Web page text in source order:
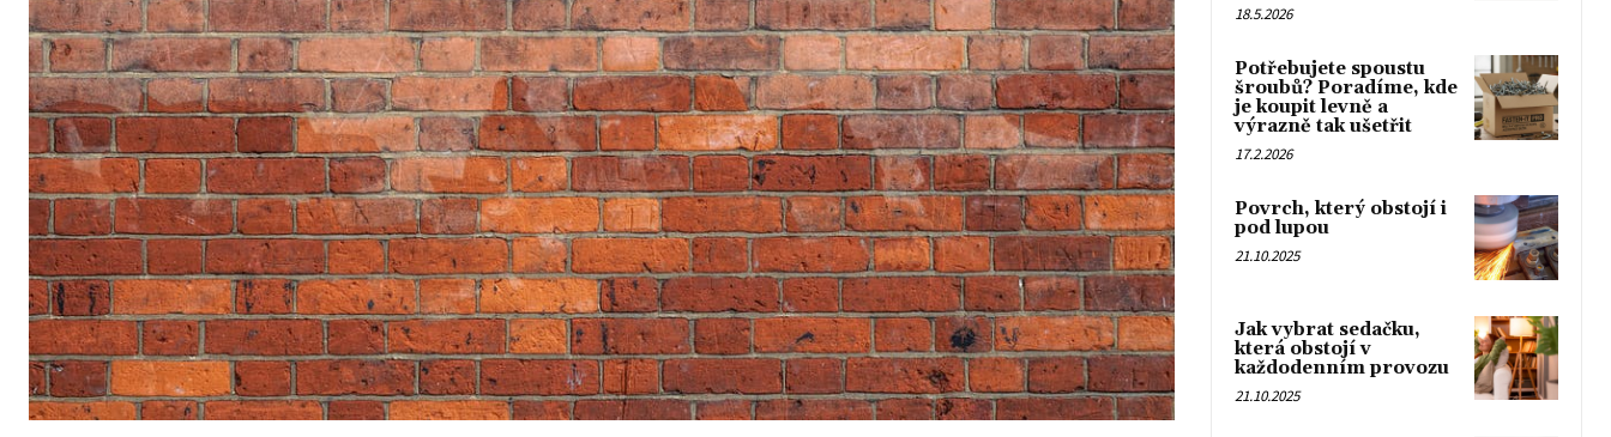
18.5.2026
Potřebujete spoustu
šroubů? Poradíme, kde
je koupit levně a
výrazně tak ušetřit
17.2.2026
Povrch, který obstojí i
pod lupou
21.10.2025
Jak vybrat sedačku,
která obstojí v
každodenním provozu
21.10.2025